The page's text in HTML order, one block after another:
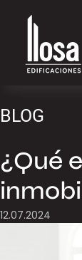
BLOG
¿Qué
12.07.2024